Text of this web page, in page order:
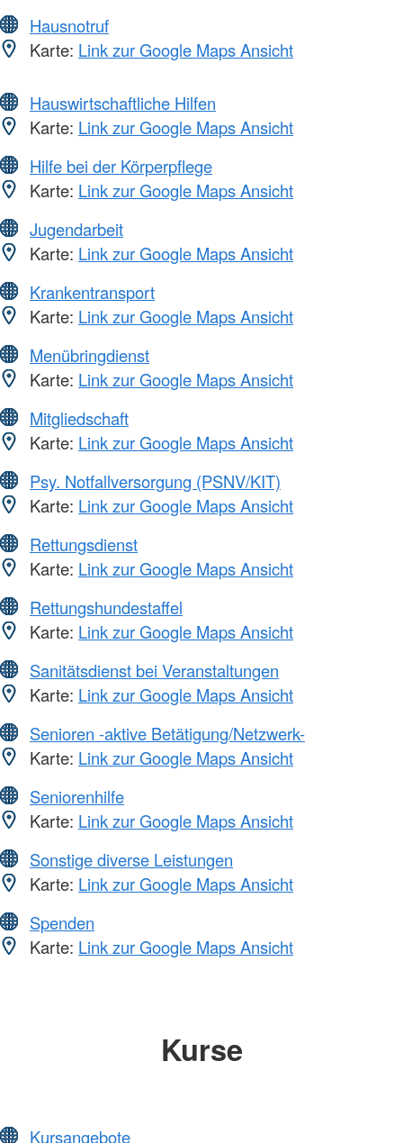
Hausnotruf
Karte: Link zur Google Maps Ansicht
Hauswirtschaftliche Hilfen
Karte: Link zur Google Maps Ansicht
Hilfe bei der Körperpflege
Karte: Link zur Google Maps Ansicht
Jugendarbeit
Karte: Link zur Google Maps Ansicht
Krankentransport
Karte: Link zur Google Maps Ansicht
Menübringdienst
Karte: Link zur Google Maps Ansicht
Mitgliedschaft
Karte: Link zur Google Maps Ansicht
Psy. Notfallversorgung (PSNV/KIT)
Karte: Link zur Google Maps Ansicht
Rettungsdienst
Karte: Link zur Google Maps Ansicht
Rettungshundestaffel
Karte: Link zur Google Maps Ansicht
Sanitätsdienst bei Veranstaltungen
Karte: Link zur Google Maps Ansicht
Senioren -aktive Betätigung/Netzwerk-
Karte: Link zur Google Maps Ansicht
Seniorenhilfe
Karte: Link zur Google Maps Ansicht
Sonstige diverse Leistungen
Karte: Link zur Google Maps Ansicht
Spenden
Karte: Link zur Google Maps Ansicht
Kurse
Kursangebote